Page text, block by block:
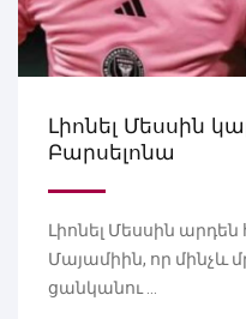
Լիոնել Մեսսին
Բարսելոնա
Լիոնել Մեսսին
Մայամիին, որ մինչև
ցանկանու ...